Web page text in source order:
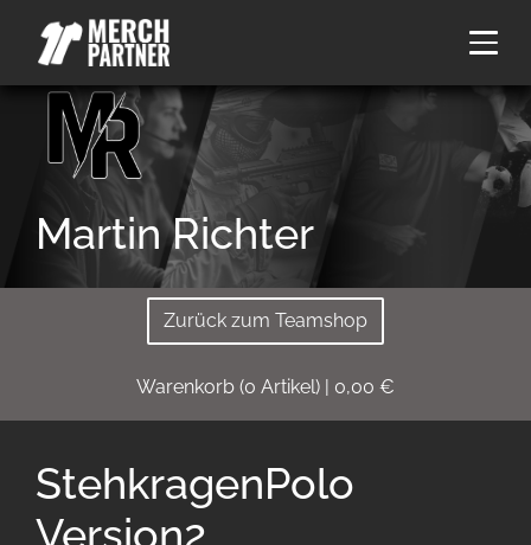
Martin Richter
Zurück zum Teamshop
Warenkorb (0 Artikel) | 0,00 €
StehkragenPolo
Version2